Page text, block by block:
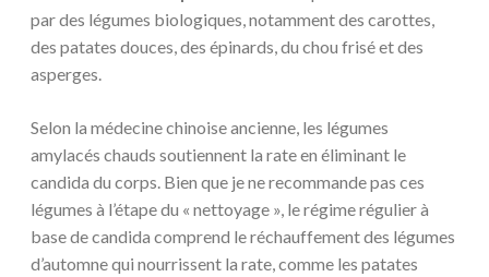
par des légumes biologiques, notamment des carottes,
des patates douces, des épinards, du chou frisé et des
asperges.
Selon la médecine chinoise ancienne, les légumes
amylacés chauds soutiennent la rate en éliminant le
candida du corps. Bien que je ne recommande pas ces
légumes à l’étape du « nettoyage », le régime régulier à
base de candida comprend le réchauffement des légumes
d’automne qui nourrissent la rate, comme les patates